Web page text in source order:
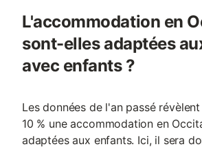
L'accommodation en
sont-elles adaptées
avec enfants ?
Les données de l'an passé
10 % une accommodation en
adaptées aux enfants. Ici, il sera